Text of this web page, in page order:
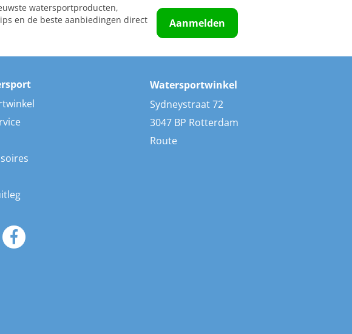
watersportproducten,
en de beste aanbiedingen direct
Aanmelden
Watersportwinkel
Sydneystraat 72
3047 BP Rotterdam
Route